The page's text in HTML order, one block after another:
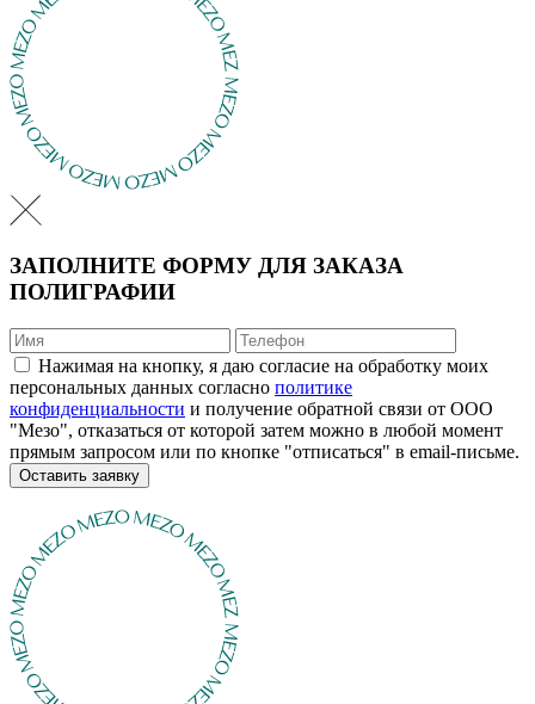
ЗАПОЛНИТЕ ФОРМУ ДЛЯ ЗАКАЗА
ПОЛИГРАФИИ
Нажимая на кнопку, я даю согласие на обработку моих
персональных данных согласно политике
конфиденциальности и получение обратной связи от ООО
"Мезо", отказаться от которой затем можно в любой момент
прямым запросом или по кнопке "отписаться" в email-письме.
Оставить заявку